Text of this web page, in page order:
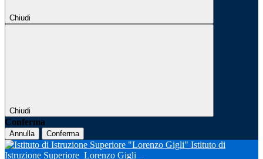
Chiudi
Chiudi
Conferma
Annulla Conferma
Istituto di
Istruzione Superiore Lorenzo Gigli